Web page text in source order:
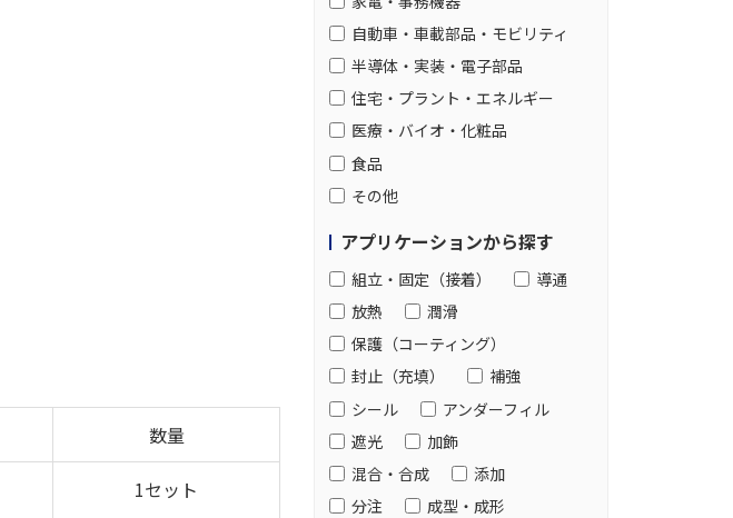
数量
1セット
自動車・車載部品・モビリティ
半導体・実装・電子部品
住宅・プラント・エネルギー
医療・バイオ・化粧品
食品
その他
アプリケーションから探す
組立・固定（接着）
導通
放熱
潤滑
保護（コーティング）
封止（充填）
補強
シール
アンダーフィル
遮光
加飾
混合・合成
添加
分注
成型・成形